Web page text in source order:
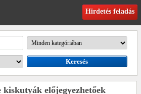
Hirdetés feladás
előjegyezhetőek